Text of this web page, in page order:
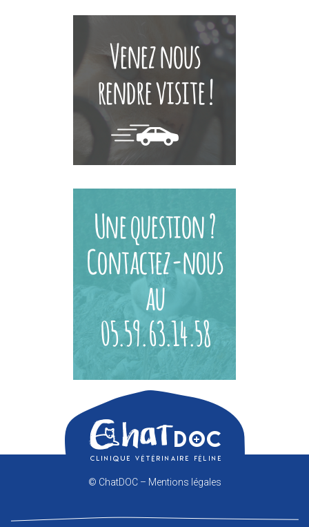
© ChatDOC – Mentions légales